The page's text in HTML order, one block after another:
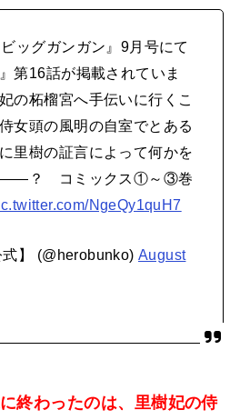
ッグガンガン』9月号にて
第16話が掲載されていま
の柘榴宮へ手伝いに行くこ
女頭の風明の自室でとある
里樹の証言によって何かを
――？ コミックス①～③巻
NgeQy1quH7
】 (@herobunko) August
終わったのは、里樹妃の侍